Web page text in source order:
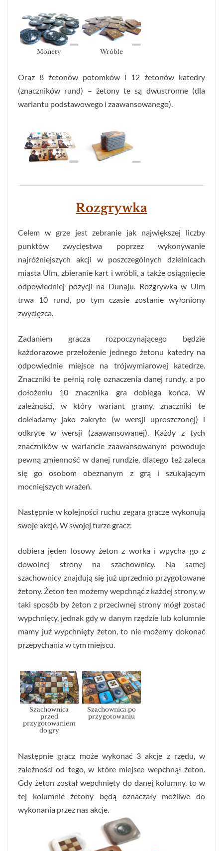
Monety Wróble
Oraz 8 żetonów potomków i 12 żetonów katedry
(znaczników rund) – żetony te są dwustronne (dla
wariantu podstawowego i zaawansowanego).
Rozgrywka
Celem w grze jest zebranie jak największej liczby
punktów zwycięstwa poprzez wykonywanie
najróżniejszych akcji w poszczególnych dzielnicach
miasta Ulm, zbieranie kart i wróbli, a także osiągnięcie
odpowiedniej pozycji na Dunaju. Rozgrywka w Ulm
trwa 10 rund, po tym czasie zostanie wyłoniony
zwycięzca.
Zadaniem gracza rozpoczynającego będzie
każdorazowe przełożenie jednego żetonu katedry na
odpowiednie miejsce na trójwymiarowej katedrze.
Znaczniki te pełnią rolę oznaczenia danej rundy, a po
dołożeniu 10 znacznika gra dobiega końca. W
zależności, w który wariant gramy, znaczniki te
dokładamy jako zakryte (w wersji uproszczonej) i
odkryte w wersji (zaawansowanej). Każdy z tych
znaczników w wariancie zaawansowanym powoduje
pewną zmienność w danej rundzie, dlatego też zaleca
się go osobom obeznanym z grą i szukającym
mocniejszych wrażeń.
Następnie w kolejności ruchu zegara gracze wykonują
swoje akcje. W swojej turze gracz:
dobiera jeden losowy żeton z worka i wpycha go z
dowolnej strony na szachownicy. Na samej
szachownicy znajdują się już uprzednio przygotowane
żetony. Żeton ten możemy wepchnąć z każdej strony, w
taki sposób by żeton z przeciwnej strony mógł zostać
wypchnięty, jednak gdy w danym rzędzie lub kolumnie
mamy już wypchnięty żeton, to nie możemy dokonać
przepychania w tym miejscu.
Szachownica
przed
przygotowaniem
do gry
Szachownica po
przygotowaniu
Następnie gracz może wykonać 3 akcje z rzędu, w
zależności od tego, w które miejsce wepchnął żeton.
Gdy żeton został wepchnięty do danej kolumny, to w
tej kolumnie żetony będą oznaczały możliwe do
wykonania przez nas akcje.